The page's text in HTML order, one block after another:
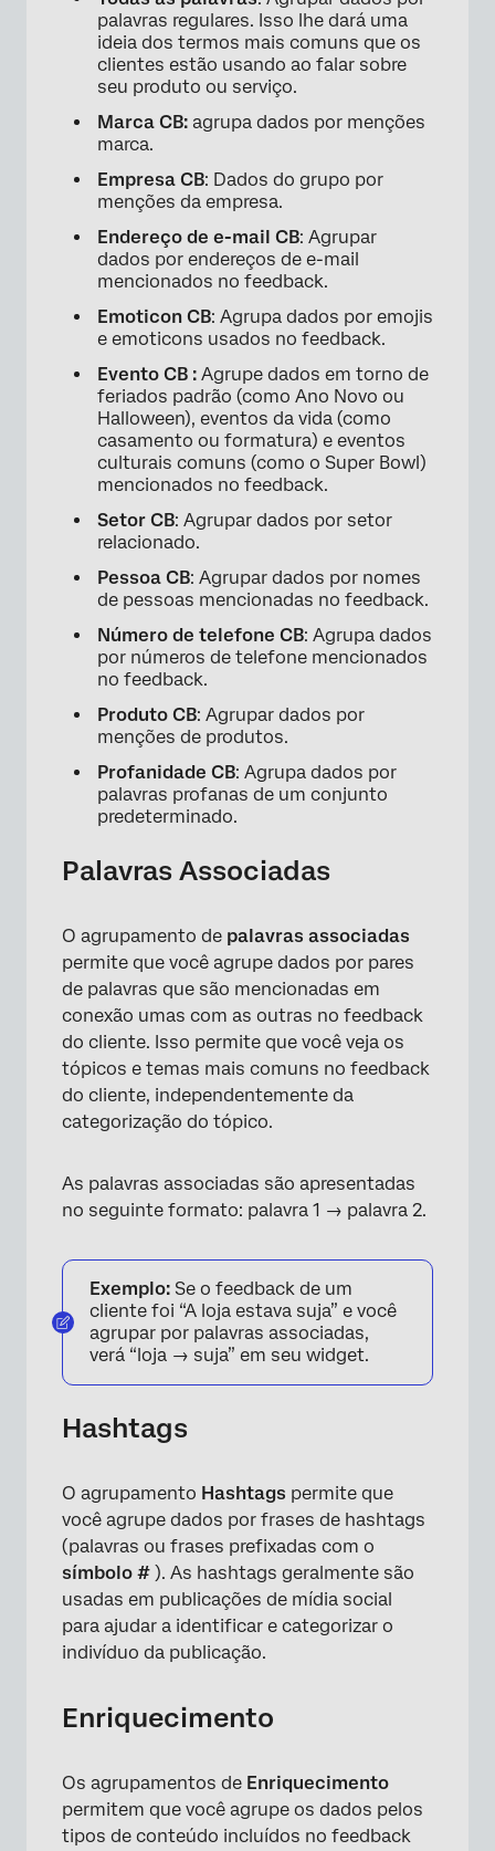
palavras regulares. Isso lhe dará uma
ideia dos termos mais comuns que os
clientes estão usando ao falar sobre
seu produto ou serviço.
Marca CB: agrupa dados por menções
marca.
Empresa CB: Dados do grupo por
menções da empresa.
Endereço de e-mail CB: Agrupar
dados por endereços de e-mail
mencionados no feedback.
Emoticon CB: Agrupa dados por emojis
e emoticons usados no feedback.
Evento CB : Agrupe dados em torno de
feriados padrão (como Ano Novo ou
Halloween), eventos da vida (como
casamento ou formatura) e eventos
culturais comuns (como o Super Bowl)
mencionados no feedback.
Setor CB: Agrupar dados por setor
relacionado.
Pessoa CB: Agrupar dados por nomes
de pessoas mencionadas no feedback.
Número de telefone CB: Agrupa dados
por números de telefone mencionados
no feedback.
Produto CB: Agrupar dados por
menções de produtos.
Profanidade CB: Agrupa dados por
palavras profanas de um conjunto
predeterminado.
Palavras Associadas
O agrupamento de palavras associadas
permite que você agrupe dados por pares
de palavras que são mencionadas em
conexão umas com as outras no feedback
do cliente. Isso permite que você veja os
tópicos e temas mais comuns no feedback
do cliente, independentemente da
categorização do tópico.
As palavras associadas são apresentadas
no seguinte formato: palavra 1 → palavra 2.
Exemplo: Se o feedback de um
cliente foi “A loja estava suja” e você
agrupar por palavras associadas,
verá “loja → suja” em seu widget.
Hashtags
O agrupamento Hashtags permite que
você agrupe dados por frases de hashtags
(palavras ou frases prefixadas com o
símbolo # ). As hashtags geralmente são
usadas em publicações de mídia social
para ajudar a identificar e categorizar o
indivíduo da publicação.
Enriquecimento
Os agrupamentos de Enriquecimento
permitem que você agrupe os dados pelos
tipos de conteúdo incluídos no feedback